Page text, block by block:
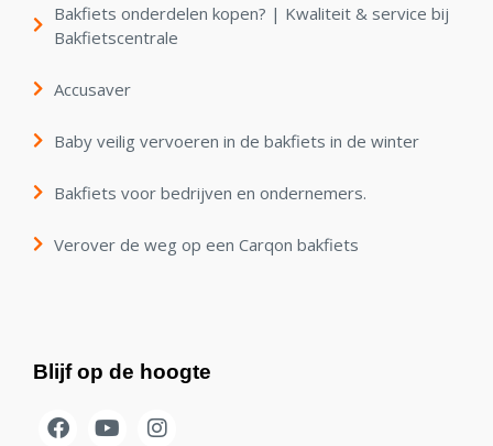
Bakfiets onderdelen kopen? | Kwaliteit & service bij
Bakfietscentrale
Accusaver
Baby veilig vervoeren in de bakfiets in de winter
Bakfiets voor bedrijven en ondernemers.
Verover de weg op een Carqon bakfiets
Blijf op de hoogte